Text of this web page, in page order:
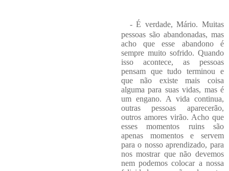
- É verdade, Mário. Muitas
pessoas são abandonadas, mas
acho que esse abandono é
sempre muito sofrido. Quando
isso acontece, as pessoas
pensam que tudo terminou e
que não existe mais coisa
alguma para suas vidas, mas é
um engano. A vida continua,
outras pessoas aparecerão,
outros amores virão. Acho que
esses momentos ruins são
apenas momentos e servem
para o nosso aprendizado, para
nos mostrar que não devemos
nem podemos colocar a nossa